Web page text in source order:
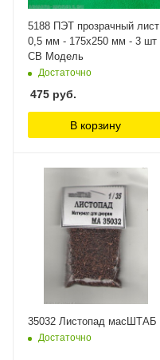
5188 ПЭТ прозрачный лист
0,5 мм - 175х250 мм - 3 шт
СВ Модель
Достаточно
475 руб.
В корзину
35032 Листопад масШТАБ
Достаточно